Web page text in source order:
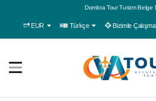
Dombra Tour Turizm Belge
EUR Türkçe Bizimle